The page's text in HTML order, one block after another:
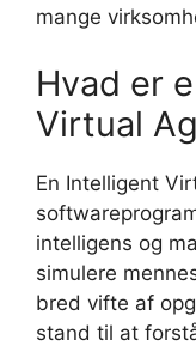
mange
Hvad er
Virtual
En Intelligent
intelligens og
simulere
bred vifte af
stand til at